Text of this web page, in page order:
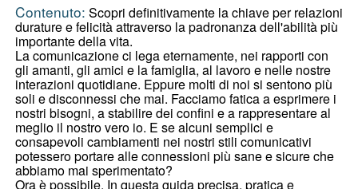
Contenuto: Scopri definitivamente la chiave per relazioni
durature e felicità attraverso la padronanza dell'abilità più
importante della vita.
La comunicazione ci lega eternamente, nei rapporti con
gli amanti, gli amici e la famiglia, al lavoro e nelle nostre
interazioni quotidiane. Eppure molti di noi si sentono più
soli e disconnessi che mai. Facciamo fatica a esprimere i
nostri bisogni, a stabilire dei confini e a rappresentare al
meglio il nostro vero io. E se alcuni semplici e
consapevoli cambiamenti nei nostri stili comunicativi
potessero portare alle connessioni più sane e sicure che
abbiamo mai sperimentato?
Ora è possibile. In questa guida precisa, pratica e